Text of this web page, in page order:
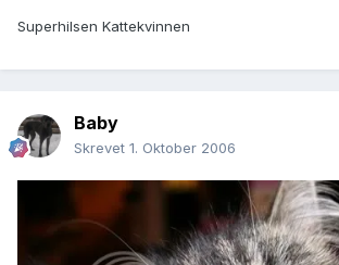
Superhilsen Kattekvinnen
Baby
Skrevet 1. Oktober 2006